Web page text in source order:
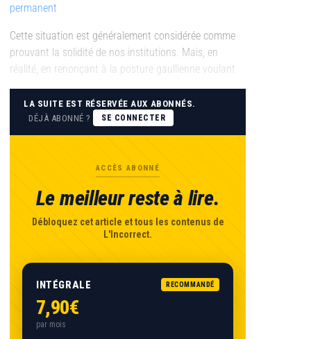
permanent
Cette situation est généralement considérée comme
prouvant la solidité de nos institutions. Mais, en
réalité, en renonçant à la posture gaullienne voulant
LA SUITE EST RÉSERVÉE AUX ABONNÉS.
DÉJÀ ABONNÉ ?
SE CONNECTER
ACCÈS ABONNÉ
Le meilleur reste à lire.
Débloquez cet article et tous les contenus de
L'Incorrect.
INTÉGRALE RECOMMANDÉ
7,90€
par mois